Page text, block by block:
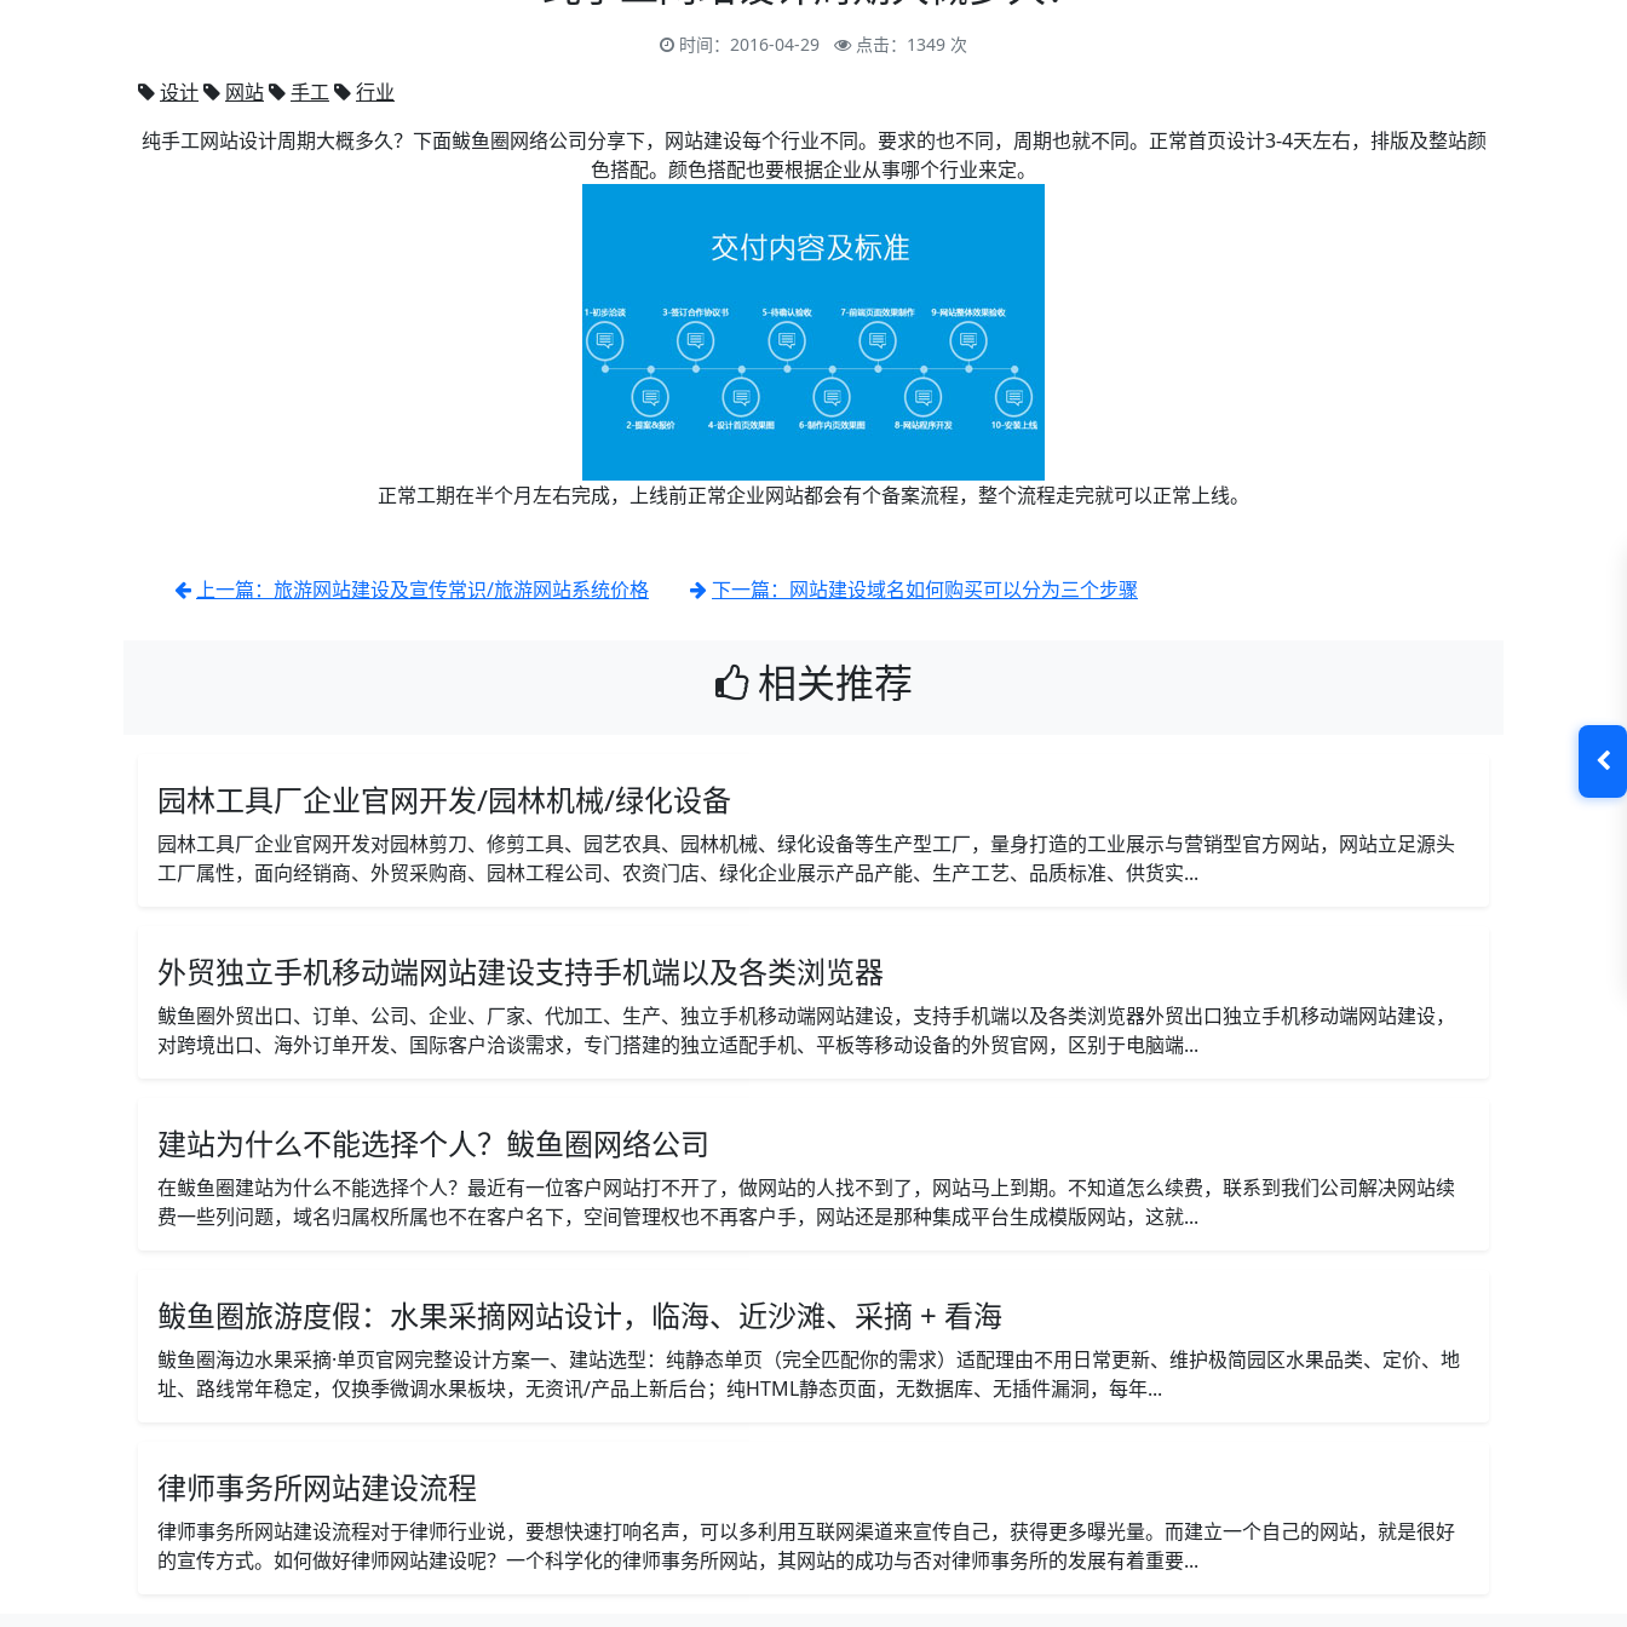
时间：2016-04-29 点击：1349 次
设计 网站 手工
行业
纯手工网站设计周期大概多久？下面鲅鱼圈网络公司分享下，网站建设每个行业不同。要求的也不同，周期也就不同。正常首页设计3-4天左右，排版及整站颜
色搭配。颜色搭配也要根据企业从事哪个行业来定。
正常工期在半个月左右完成，上线前正常企业网站都会有个备案流程，整个流程走完就可以正常上线。
上一篇：旅游网站建设及宣传常识/旅游网站系统价格 下一篇：网站建设域名如何购买可以分为三个步骤
相关推荐
园林工具厂企业官网开发/园林机械/绿化设备
园林工具厂企业官网开发对园林剪刀、修剪工具、园艺农具、园林机械、绿化设备等生产型工厂，量身打造的工业展示与营销型官方网站，网站立足源头
工厂属性，面向经销商、外贸采购商、园林工程公司、农资门店、绿化企业展示产品产能、生产工艺、品质标准、供货实...
外贸独立手机移动端网站建设支持手机端以及各类浏览器
鲅鱼圈外贸出口、订单、公司、企业、厂家、代加工、生产、独立手机移动端网站建设，支持手机端以及各类浏览器外贸出口独立手机移动端网站建设，
对跨境出口、海外订单开发、国际客户洽谈需求，专门搭建的独立适配手机、平板等移动设备的外贸官网，区别于电脑端...
建站为什么不能选择个人？鲅鱼圈网络公司
在鲅鱼圈建站为什么不能选择个人？最近有一位客户网站打不开了，做网站的人找不到了，网站马上到期。不知道怎么续费，联系到我们公司解决网站续
费一些列问题，域名归属权所属也不在客户名下，空间管理权也不再客户手，网站还是那种集成平台生成模版网站，这就...
鲅鱼圈旅游度假：水果采摘网站设计，临海、近沙滩、采摘 + 看海
鲅鱼圈海边水果采摘·单页官网完整设计方案一、建站选型：纯静态单页（完全匹配你的需求）适配理由不用日常更新、维护极简园区水果品类、定价、地
址、路线常年稳定，仅换季微调水果板块，无资讯/产品上新后台；纯HTML静态页面，无数据库、无插件漏洞，每年...
律师事务所网站建设流程
律师事务所网站建设流程对于律师行业说，要想快速打响名声，可以多利用互联网渠道来宣传自己，获得更多曝光量。而建立一个自己的网站，就是很好
的宣传方式。如何做好律师网站建设呢？一个科学化的律师事务所网站，其网站的成功与否对律师事务所的发展有着重要...